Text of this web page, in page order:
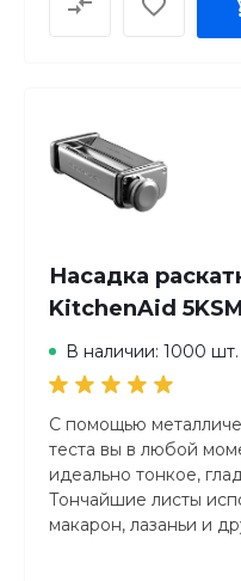
2.36
Габариты (ВхШхГ)
Насадка
KitchenAid
В наличии: 1000 шт.
С помощью
теста вы в любой
идеально тонкое,
Тончайшие листы
макарон, лазаньи и